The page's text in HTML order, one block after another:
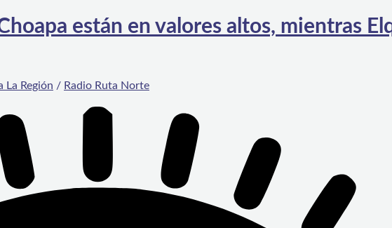
están en valores altos, mientras
La Región / Radio Ruta Norte